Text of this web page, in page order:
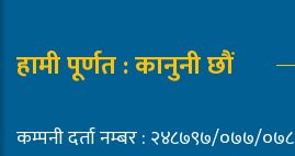
हामी पूर्णत : कानुनी छौं
कम्पनी दर्ता नम्बर : २४८७९७/०७७/०७८